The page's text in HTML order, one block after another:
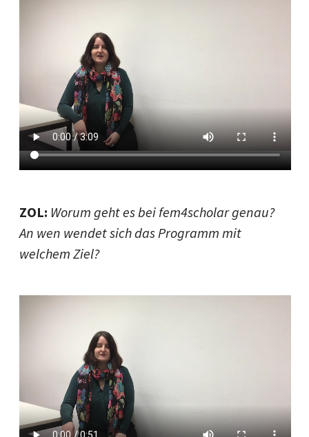
ZOL: Worum geht es bei fem4scholar genau?
An wen wendet sich das Programm mit
welchem Ziel?